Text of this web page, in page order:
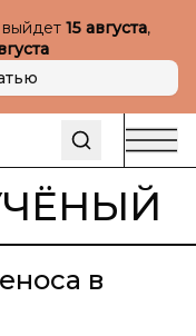
выйдет 15 августа,
в